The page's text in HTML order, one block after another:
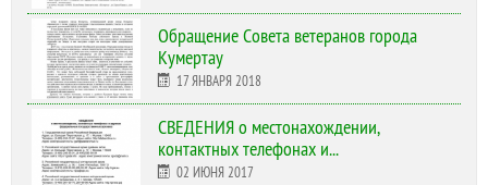
Обращение Совета ветеранов города
Кумертау
17 ЯНВАРЯ 2018
СВЕДЕНИЯ о местонахождении,
контактных телефонах и...
02 ИЮНЯ 2017